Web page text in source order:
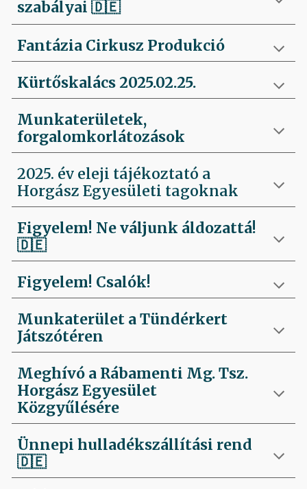
szabályai 🇩🇪
Fantázia Cirkusz Produkció
Kürtőskalács 2025.02.25.
Munkaterületek,
forgalomkorlátozások
2025. év eleji tájékoztató a
Horgász Egyesületi tagoknak
Figyelem! Ne váljunk áldozattá!
🇩🇪
Figyelem! Csalók!
Munkaterület a Tündérkert
Játszótéren
Meghívó a Rábamenti Mg. Tsz.
Horgász Egyesület
Közgyűlésére
Ünnepi hulladékszállítási rend
🇩🇪